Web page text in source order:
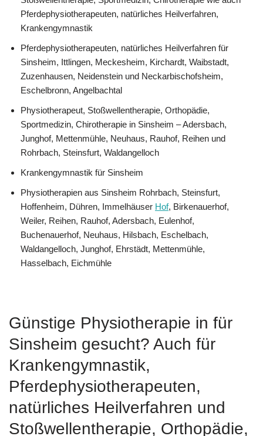
Pferdephysiotherapeuten, natürliches Heilverfahren,
Krankengymnastik
Pferdephysiotherapeuten, natürliches Heilverfahren für
Sinsheim, Ittlingen, Meckesheim, Kirchardt, Waibstadt,
Zuzenhausen, Neidenstein und Neckarbischofsheim,
Eschelbronn, Angelbachtal
Physiotherapeut, Stoßwellentherapie, Orthopädie,
Sportmedizin, Chirotherapie in Sinsheim – Adersbach,
Junghof, Mettenmühle, Neuhaus, Rauhof, Reihen und
Rohrbach, Steinsfurt, Waldangelloch
Krankengymnastik für Sinsheim
Physiotherapien aus Sinsheim Rohrbach, Steinsfurt,
Hoffenheim, Dühren, Immelhäuser Hof, Birkenauerhof,
Weiler, Reihen, Rauhof, Adersbach, Eulenhof,
Buchenauerhof, Neuhaus, Hilsbach, Eschelbach,
Waldangelloch, Junghof, Ehrstädt, Mettenmühle,
Hasselbach, Eichmühle
Günstige Physiotherapie in für
Sinsheim gesucht? Auch für
Krankengymnastik,
Pferdephysiotherapeuten,
natürliches Heilverfahren und
Stoßwellentherapie, Orthopädie,